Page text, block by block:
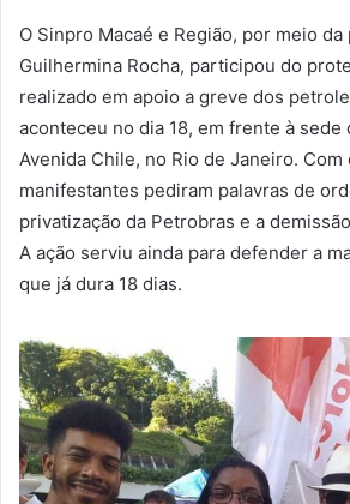
O Sinpro Macaé e Região, por meio
Guilhermina Rocha, participou do
realizado em apoio a greve dos
aconteceu no dia 18, em frente à sede
Avenida Chile, no Rio de Janeiro. Com
manifestantes pediram palavras de
privatização da Petrobras e a
A ação serviu ainda para defender a
que já dura 18 dias.